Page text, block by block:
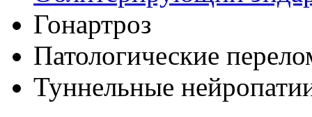
Гонартроз
Патологические
Туннельные